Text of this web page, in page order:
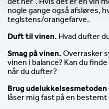
nogle gange også afsløres,
teglstens/orangefarve.
Duft til vinen. Hvad dufter
Smag på vinen. Overrasker
vinen i balance? Kan du
når du dufter?
Brug udelukkelsesmetoden
låser mig fast på en